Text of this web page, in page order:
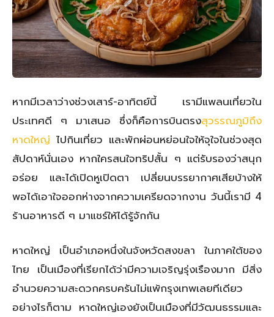
หากมีเวลาว่างช่วงเสาร์-อาทิตย์นี้ เรามีแพลนเที่ยวใน
ประเทศดี ๆ มาเสนอ ซึ่งก็คือการบินตรงสุวรรณภูมิถึง
หาดใหญ่ ไปกินเที่ยว และพักผ่อนหย่อนใจให้จุใจในช่วงสุด
สัปดาห์นั่นเอง หากใครสนใจทริปสั้น ๆ แต่รับรองว่าสนุก
อร่อย และได้เปิดหูเปิดตา เปลี่ยนบรรยากาศเสียบ้างให้
พอได้เอาใจออกห่างจากความเครียดจากงาน วันนี้เรามี 4
ร้านอาหารดี ๆ มาแชร์ให้ได้รู้จักกัน
หาดใหญ่ เป็นอำเภอหนึ่งในจังหวัดสงขลา ในภาคใต้ของ
ไทย เป็นเมืองที่เรียกได้ว่ามีความเจริญรุ่งเรืองมาก มีสิ่ง
อำนวยความสะดวกครบครันไม่แพ้กรุงเทพเลยทีเดียว
อย่างไรก็ตาม หาดใหญ่เองยังเป็นเมืองที่มีวัฒนธรรมและ